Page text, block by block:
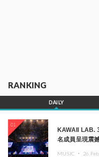
RANKING
DAILY
01
KAWAII LAB.
名成員呈現震
MUSIC ・